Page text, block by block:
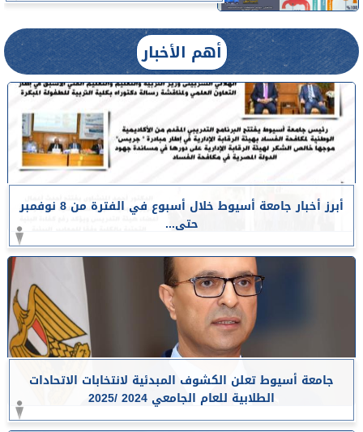
أهم الأخبار
أبرز أخبار جامعة أسيوط خلال أسبوع في الفترة من 8 نوفمبر
حتى...
جامعة أسيوط تعلن الكشوف المبدئية لانتخابات الاتحادات
الطلابية للعام الجامعي 2024 /2025